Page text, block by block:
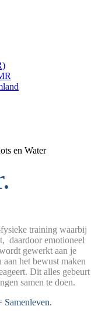
en Water
training waarbij
daardoor emotioneel
gewerkt aan je
het bewust maken
Dit alles gebeurt
samen te doen.
Samenleven.